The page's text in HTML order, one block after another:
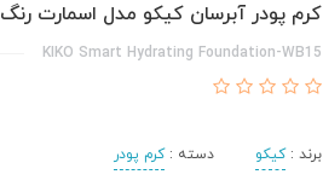
کرم پودر آبرسان کیکو مدل اسمارت رنگ WB15^
KIKO Smart Hydrating Foundation-WB15
برند :کیکو دسته :کرم پودر